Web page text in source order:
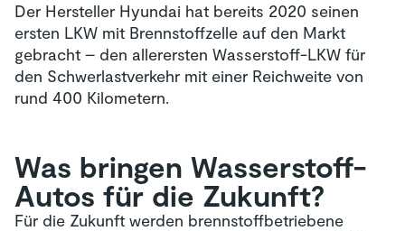
Der Hersteller Hyundai hat bereits 2020 seinen
ersten LKW mit Brennstoffzelle auf den Markt
gebracht – den allerersten Wasserstoff-LKW für
den Schwerlastverkehr mit einer Reichweite von
rund 400 Kilometern.
Was bringen Wasserstoff-
Autos für die Zukunft?
Für die Zukunft werden brennstoffbetriebene